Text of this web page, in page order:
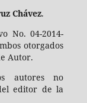
Chávez.
No. 04-2014-
otorgados
Autor.
autores no
editor de la